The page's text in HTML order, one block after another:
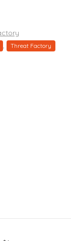
, Threat Factory